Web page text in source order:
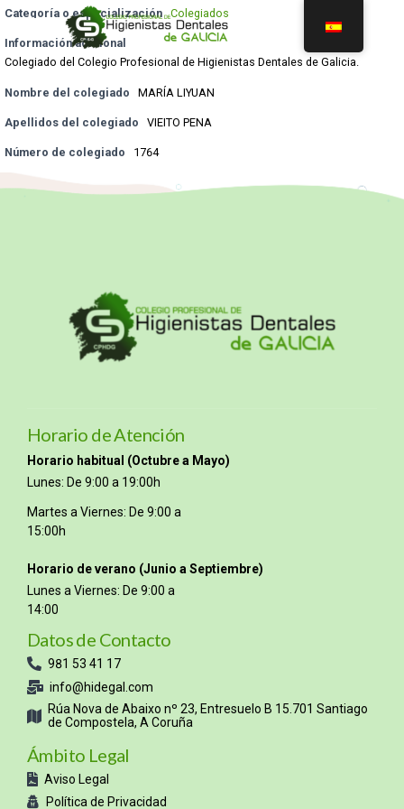
Categoría o especialización Colegiados
Información adicional
Colegiado del Colegio Profesional de Higienistas Dentales de Galicia.
Nombre del colegiado MARÍA LIYUAN
Apellidos del colegiado VIEITO PENA
Número de colegiado 1764
Horario de Atención
Horario habitual (Octubre a Mayo)
Lunes: De 9:00 a 19:00h
Martes a Viernes: De 9:00 a
15:00h
Horario de verano (Junio a Septiembre)
Lunes a Viernes: De 9:00 a
14:00
Datos de Contacto
981 53 41 17
info@hidegal.com
Rúa Nova de Abaixo nº 23, Entresuelo B 15.701 Santiago
de Compostela, A Coruña
Ámbito Legal
Aviso Legal
Política de Privacidad